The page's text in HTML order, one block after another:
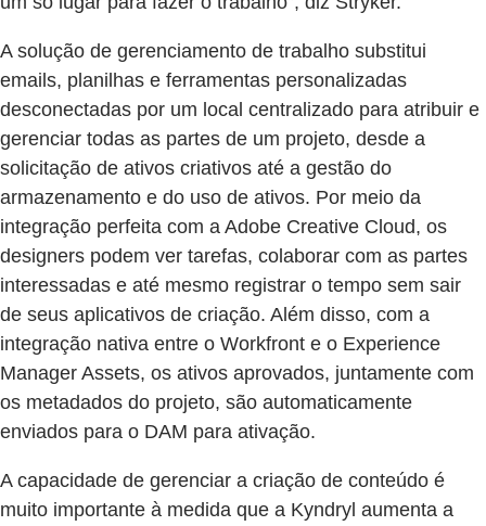
A solução de gerenciamento de trabalho substitui
emails, planilhas e ferramentas personalizadas
desconectadas por um local centralizado para atribuir e
gerenciar todas as partes de um projeto, desde a
solicitação de ativos criativos até a gestão do
armazenamento e do uso de ativos. Por meio da
integração perfeita com a Adobe Creative Cloud, os
designers podem ver tarefas, colaborar com as partes
interessadas e até mesmo registrar o tempo sem sair
de seus aplicativos de criação. Além disso, com a
integração nativa entre o Workfront e o Experience
Manager Assets, os ativos aprovados, juntamente com
os metadados do projeto, são automaticamente
enviados para o DAM para ativação.
A capacidade de gerenciar a criação de conteúdo é
muito importante à medida que a Kyndryl aumenta a